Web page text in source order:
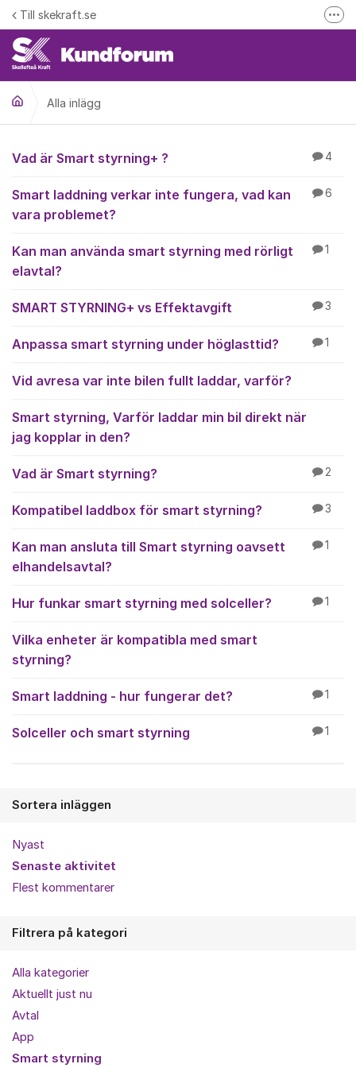
Hoppa till innehåll
Till skekraft.se
driftstörningar i el- fjärrvärme eller fibernätet
Alla inlägg
Alla inlägg
Vad är Smart styrning+ ? 4
Smart laddning verkar inte fungera, vad kan
vara problemet?
6
Kan man använda smart styrning med rörligt
elavtal?
1
SMART STYRNING+ vs Effektavgift 3
Anpassa smart styrning under höglasttid? 1
Vid avresa var inte bilen fullt laddar, varför?
Smart styrning, Varför laddar min bil direkt när
jag kopplar in den?
Vad är Smart styrning? 2
Kompatibel laddbox för smart styrning? 3
Kan man ansluta till Smart styrning oavsett
elhandelsavtal?
1
Hur funkar smart styrning med solceller? 1
Vilka enheter är kompatibla med smart
styrning?
Smart laddning - hur fungerar det? 1
Solceller och smart styrning 1
Sortera inläggen
Nyast
Senaste aktivitet
Flest kommentarer
Filtrera på kategori
Alla kategorier
Aktuellt just nu
Avtal
App
Smart styrning